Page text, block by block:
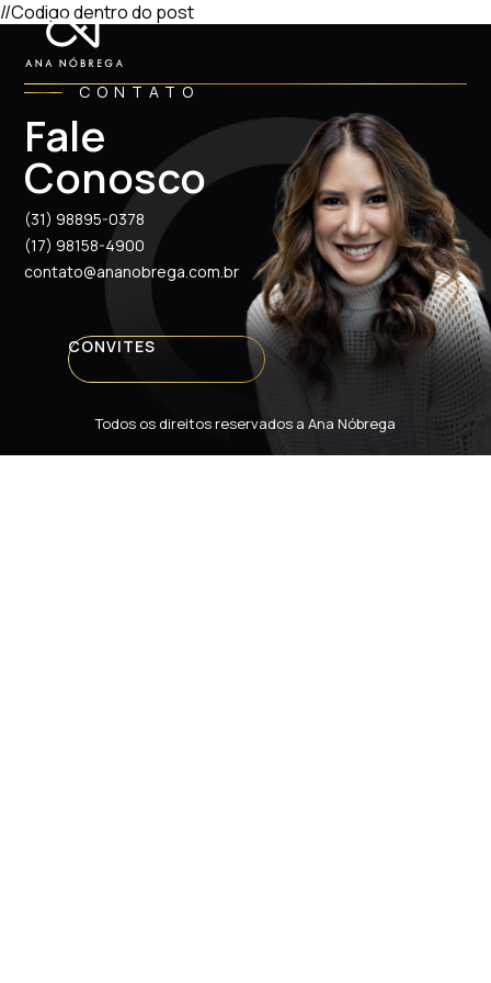
//Codigo dentro do post
CONTATO
Fale
Conosco
(31) 98895-0378
(17) 98158-4900
contato@ananobrega.com.br
CONVITES
Todos os direitos reservados a Ana Nóbrega